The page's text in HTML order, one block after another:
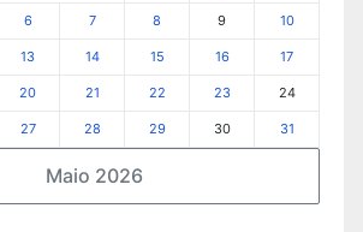
Maio 2026
6 7 8 9 10
13 14 15 16 17
20 21 22 23 24
27 28 29 30 31